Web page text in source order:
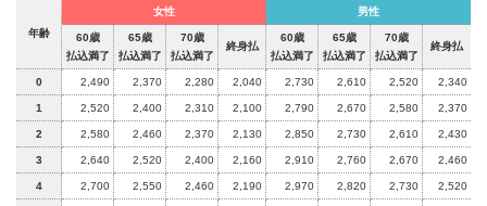
年齢
女性 男性
60歳
払込満了
65歳
払込満了
70歳
払込満了
終身払
60歳
払込満了
65歳
払込満了
70歳
払込満了
終身払
0 2,490 2,370 2,280 2,040 2,730 2,610 2,520 2,340
1 2,520 2,400 2,310 2,100 2,790 2,670 2,580 2,370
2 2,580 2,460 2,370 2,130 2,850 2,730 2,610 2,430
3 2,640 2,520 2,400 2,160 2,910 2,760 2,670 2,460
4 2,700 2,550 2,460 2,190 2,970 2,820 2,730 2,520